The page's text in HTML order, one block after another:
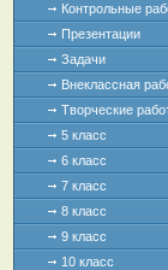
Контрольные
Презентации
Задачи
Внеклассная
Творческие
5 класс
6 класс
7 класс
8 класс
9 класс
10 класс